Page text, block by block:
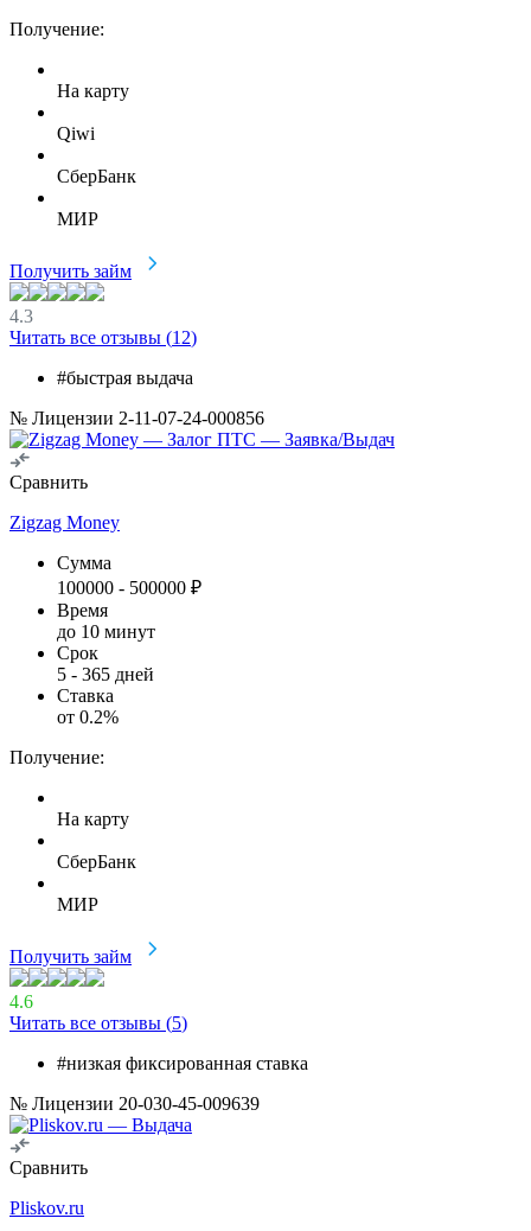
Получение:
На карту
Qiwi
СберБанк
МИР
Получить займ
4.3
Читать все отзывы (12)
#быстрая выдача
№ Лицензии 2-11-07-24-000856
Сравнить
Zigzag Money
Сумма
100000 - 500000 ₽
Время
до 10 минут
Срок
5 - 365 дней
Ставка
от 0.2%
Получение:
На карту
СберБанк
МИР
Получить займ
4.6
Читать все отзывы (5)
#низкая фиксированная ставка
№ Лицензии 20-030-45-009639
Сравнить
Pliskov.ru